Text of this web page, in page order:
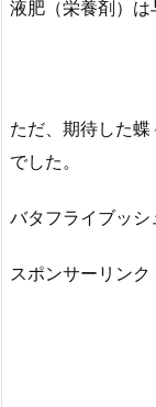
液肥（栄養剤）は
ただ、期待した
でした。
バタフライブッシ
スポンサーリンク